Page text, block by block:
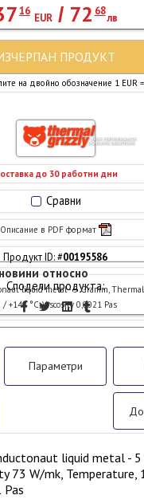
Сравни
Описание в PDF формат
Продукт ID: #00195586
Сподели продукта:
до 30 работни дни
16
EUR/ 72 68
лв
на двойно обозначение 1 EUR
ПРОДУКТ
относно
liquid metal - 5 Gramm,
+140 °C, Viscosity 0,0021 Pas
Параметри
liquid metal - 5
73 W/mk, Temperature,
Pas